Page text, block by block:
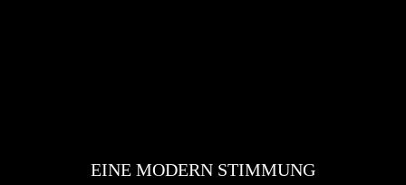
EINE MODERN STIMMUNG